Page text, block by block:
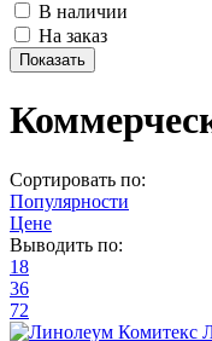
В наличии
На заказ
Сортировать по:
Популярности
Цене
Выводить по:
18
36
72